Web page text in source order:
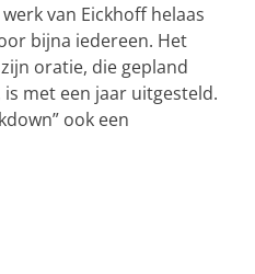
van Eickhoff helaas
bijna iedereen. Het
oratie, die gepland
met een jaar uitgesteld.
ook een